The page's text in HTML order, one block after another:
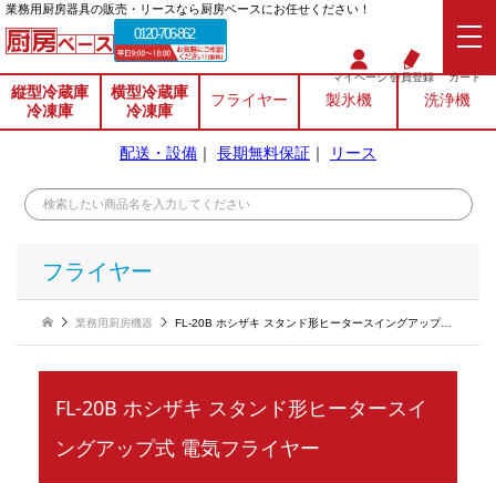
業務⽤厨房器具の販売・リースなら厨房ベースにお任せください！
0120-706-862
マイページ会員登録 カート
縦型冷蔵庫
冷凍庫
横型冷蔵庫
冷凍庫
フライヤー 製氷機 洗浄機
配送・設備 ｜ 長期無料保証 ｜ リース
フライヤー
業務用厨房機器 FL-20B ホシザキ スタンド形ヒータースイングアップ式 電気フライヤー
FL-20B ホシザキ スタンド形ヒータースイ
ングアップ式 電気フライヤー